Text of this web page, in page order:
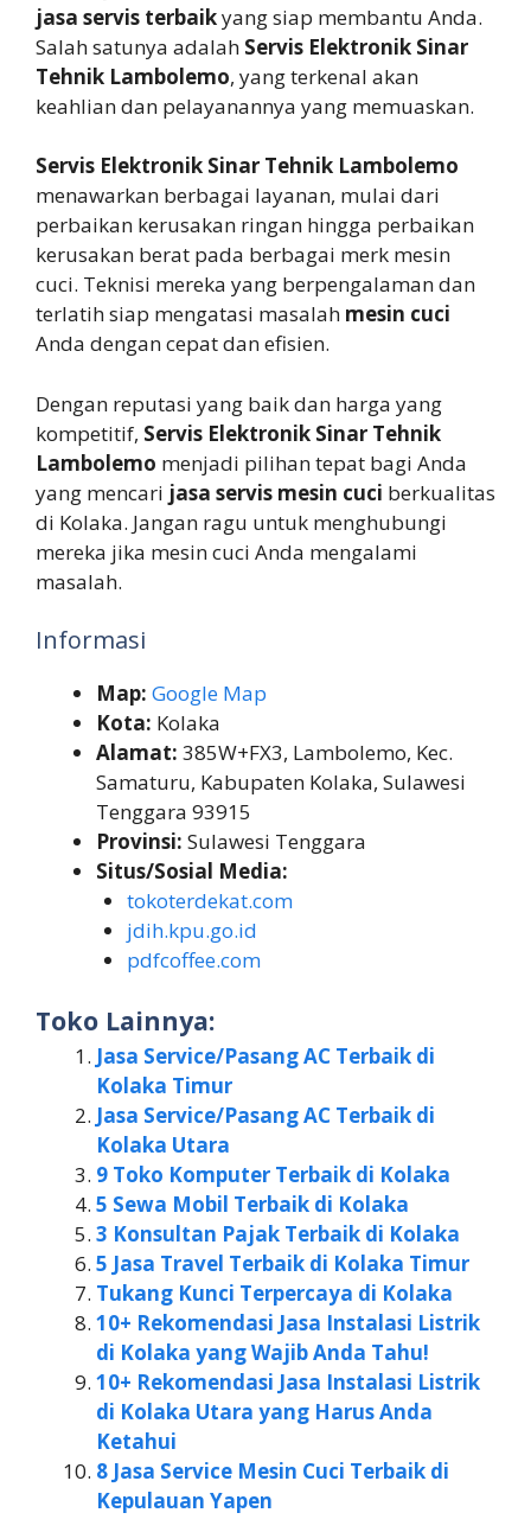
jasa servis terbaikyang siap membantu Anda.
Salah satunya adalah Servis Elektronik Sinar
Tehnik Lambolemo, yang terkenal akan
keahlian dan pelayanannya yang memuaskan.
Servis Elektronik Sinar Tehnik Lambolemo
menawarkan berbagai layanan, mulai dari
perbaikan kerusakan ringan hingga perbaikan
kerusakan berat pada berbagai merk mesin
cuci. Teknisi mereka yang berpengalaman dan
terlatih siap mengatasi masalah mesin cuci
Anda dengan cepat dan efisien.
Dengan reputasi yang baik dan harga yang
kompetitif, Servis Elektronik Sinar Tehnik
Lambolemo menjadi pilihan tepat bagi Anda
yang mencari jasa servis mesin cuci berkualitas
di Kolaka. Jangan ragu untuk menghubungi
mereka jika mesin cuci Anda mengalami
masalah.
Informasi
Map: Google Map
Kota: Kolaka
Alamat: 385W+FX3, Lambolemo, Kec.
Samaturu, Kabupaten Kolaka, Sulawesi
Tenggara 93915
Provinsi: Sulawesi Tenggara
Situs/Sosial Media:
tokoterdekat.com
jdih.kpu.go.id
pdfcoffee.com
Toko Lainnya:
Jasa Service/Pasang AC Terbaik di
Kolaka Timur
Jasa Service/Pasang AC Terbaik di
Kolaka Utara
9 Toko Komputer Terbaik di Kolaka
5 Sewa Mobil Terbaik di Kolaka
3 Konsultan Pajak Terbaik di Kolaka
5 Jasa Travel Terbaik di Kolaka Timur
Tukang Kunci Terpercaya di Kolaka
10+ Rekomendasi Jasa Instalasi Listrik
di Kolaka yang Wajib Anda Tahu!
10+ Rekomendasi Jasa Instalasi Listrik
di Kolaka Utara yang Harus Anda
Ketahui
8 Jasa Service Mesin Cuci Terbaik di
Kepulauan Yapen